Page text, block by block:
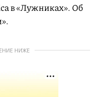
в «Лужниках». Об
НИЖЕ